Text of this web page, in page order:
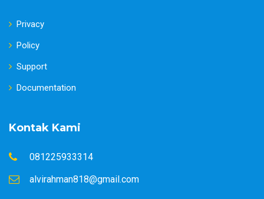
Privacy
Policy
Support
Documentation
Kontak Kami
081225933314
alvirahman818@gmail.com